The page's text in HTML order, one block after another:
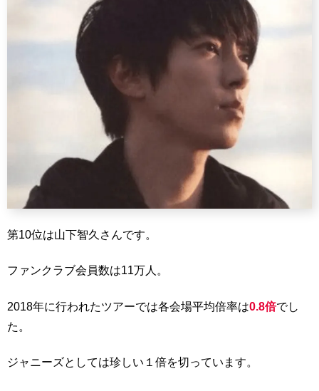
第10位は山下智久さんです。
ファンクラブ会員数は11万人。
2018年に行われたツアーでは各会場平均倍率は0.8倍でし
た。
ジャニーズとしては珍しい１倍を切っています。